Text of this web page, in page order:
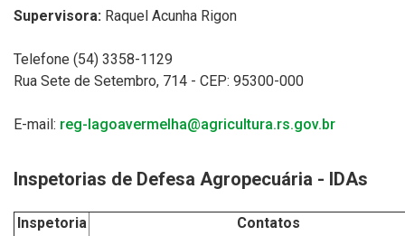
Supervisora: Raquel Acunha Rigon
Telefone (54) 3358-1129
Rua Sete de Setembro, 714 - CEP: 95300-000
E-mail: reg-lagoavermelha@agricultura.rs.gov.br
Inspetorias de Defesa Agropecuária - IDAs
Inspetoria Contatos